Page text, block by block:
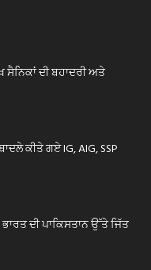
ਸੈਨਿਕਾਂ ਦੀ ਬਹਾਦਰੀ ਅਤੇ
ਕੀਤੇ ਗਏ IG, AIG, SSP
ਦੀ ਪਾਕਿਸਤਾਨ ਉੱਤੇ ਜਿੱਤ